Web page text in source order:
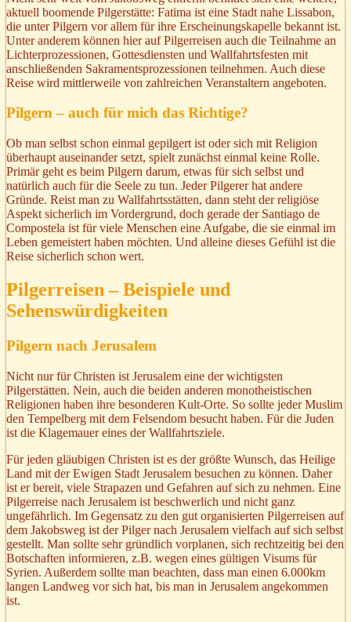
aktuell boomende Pilgerstätte: Fatima ist eine Stadt nahe Lissabon,
die unter Pilgern vor allem für ihre Erscheinungskapelle bekannt ist.
Unter anderem können hier auf Pilgerreisen auch die Teilnahme an
Lichterprozessionen, Gottesdiensten und Wallfahrtsfesten mit
anschließenden Sakramentsprozessionen teilnehmen. Auch diese
Reise wird mittlerweile von zahlreichen Veranstaltern angeboten.
Pilgern – auch für mich das Richtige?
Ob man selbst schon einmal gepilgert ist oder sich mit Religion
überhaupt auseinander setzt, spielt zunächst einmal keine Rolle.
Primär geht es beim Pilgern darum, etwas für sich selbst und
natürlich auch für die Seele zu tun. Jeder Pilgerer hat andere
Gründe. Reist man zu Wallfahrtsstätten, dann steht der religiöse
Aspekt sicherlich im Vordergrund, doch gerade der Santiago de
Compostela ist für viele Menschen eine Aufgabe, die sie einmal im
Leben gemeistert haben möchten. Und alleine dieses Gefühl ist die
Reise sicherlich schon wert.
Pilgerreisen – Beispiele und
Sehenswürdigkeiten
Pilgern nach Jerusalem
Nicht nur für Christen ist Jerusalem eine der wichtigsten
Pilgerstätten. Nein, auch die beiden anderen monotheistischen
Religionen haben ihre besonderen Kult-Orte. So sollte jeder Muslim
den Tempelberg mit dem Felsendom besucht haben. Für die Juden
ist die Klagemauer eines der Wallfahrtsziele.
Für jeden gläubigen Christen ist es der größte Wunsch, das Heilige
Land mit der Ewigen Stadt Jerusalem besuchen zu können. Daher
ist er bereit, viele Strapazen und Gefahren auf sich zu nehmen. Eine
Pilgerreise nach Jerusalem ist beschwerlich und nicht ganz
ungefährlich. Im Gegensatz zu den gut organisierten Pilgerreisen auf
dem Jakobsweg ist der Pilger nach Jerusalem vielfach auf sich selbst
gestellt. Man sollte sehr gründlich vorplanen, sich rechtzeitig bei den
Botschaften informieren, z.B. wegen eines gültigen Visums für
Syrien. Außerdem sollte man beachten, dass man einen 6.000km
langen Landweg vor sich hat, bis man in Jerusalem angekommen
ist.